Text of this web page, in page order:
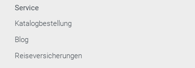
Service
Katalogbestellung
Blog
Reiseversicherungen